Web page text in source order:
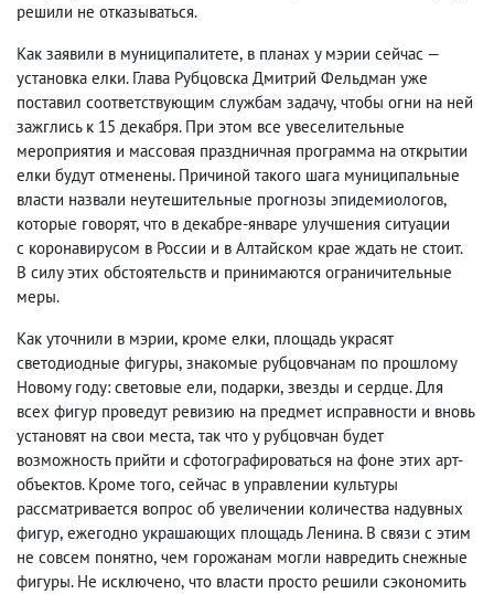
решили не отказываться.
Как заявили в муниципалитете, в планах у мэрии сейчас —
установка елки. Глава Рубцовска Дмитрий Фельдман уже
поставил соответствующим службам задачу, чтобы огни на ней
зажглись к 15 декабря. При этом все увеселительные
мероприятия и массовая праздничная программа на открытии
елки будут отменены. Причиной такого шага муниципальные
власти назвали неутешительные прогнозы эпидемиологов,
которые говорят, что в декабре-январе улучшения ситуации
с коронавирусом в России и в Алтайском крае ждать не стоит.
В силу этих обстоятельств и принимаются ограничительные
меры.
Как уточнили в мэрии, кроме елки, площадь украсят
светодиодные фигуры, знакомые рубцовчанам по прошлому
Новому году: световые ели, подарки, звезды и сердце. Для
всех фигур проведут ревизию на предмет исправности и вновь
установят на свои места, так что у рубцовчан будет
возможность прийти и сфотографироваться на фоне этих арт-
объектов. Кроме того, сейчас в управлении культуры
рассматривается вопрос об увеличении количества надувных
фигур, ежегодно украшающих площадь Ленина. В связи с этим
не совсем понятно, чем горожанам могли навредить снежные
фигуры. Не исключено, что власти просто решили сэкономить